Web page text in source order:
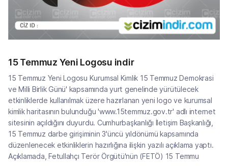
15 Temmuz Yeni Logosu indir
15 Temmuz Yeni Logosu Kurumsal Kimlik 15 Temmuz Demokrasi
ve Milli Birlik Günü' kapsamında yurt genelinde yürütülecek
etkinliklerde kullanılmak üzere hazırlanan yeni logo ve kurumsal
kimlik haritasının bulunduğu 'www.15temmuz.gov.tr' adlı internet
sitesinin açıldığını duyurdu. Cumhurbaşkanlığı İletişim Başkanlığı,
15 Temmuz darbe girişiminin 3'üncü yıldönümü kapsamında
düzenlenecek etkinliklerin hazırlığına ilişkin yazılı açıklama yaptı.
Açıklamada, Fetullahçı Terör Örgütü'nün (FETÖ) 15 Temmu